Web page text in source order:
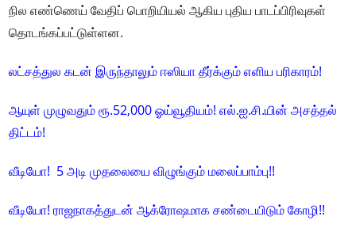
நில எண்ணெய் வேதிப் பொறியியல் ஆகிய புதிய பாடப்பிரிவுகள்
தொடங்கப்பட்டுள்ளன.
லட்சத்துல கடன் இருந்தாலும் ஈஸியா தீர்க்கும் எளிய பரிகாரம்!
ஆயுள் முழுவதும் ரூ.52,000 ஓய்வூதியம்! எல்.ஐ.சி.யின் அசத்தல்
திட்டம்!
வீடியோ! 5 அடி முதலையை விழுங்கும் மலைப்பாம்பு!!
வீடியோ! ராஜநாகத்துடன் ஆக்ரோஷமாக சண்டையிடும் கோழி!!